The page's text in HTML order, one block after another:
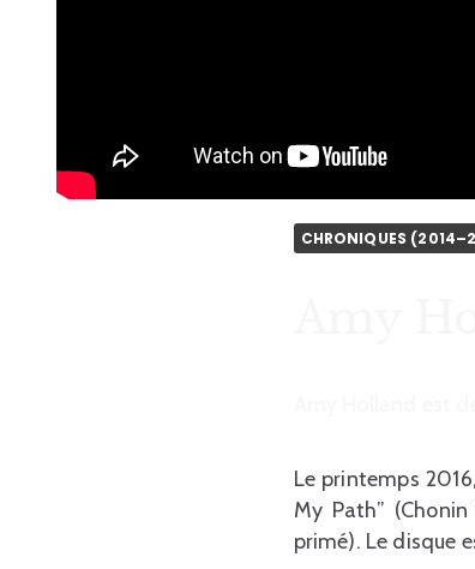
CHRONIQUES
Le printemps
My Path”
primé). Le disque